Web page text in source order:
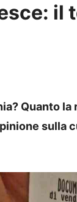
il
Quanto
sulla